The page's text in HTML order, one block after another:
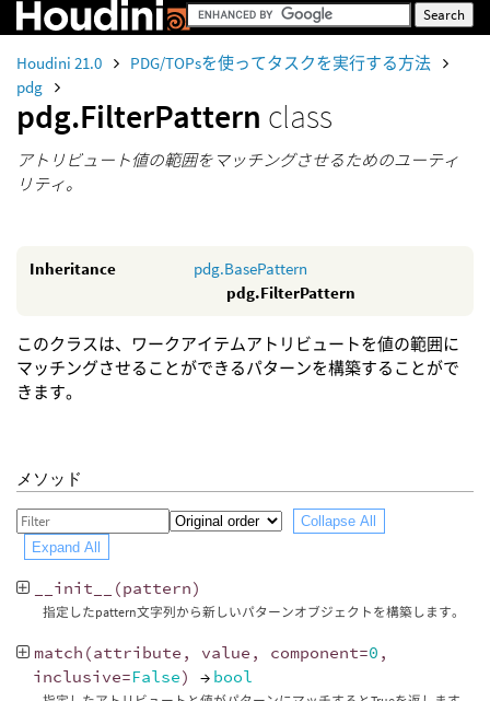
Houdini 21.0
PDG/TOPsを使ってタスクを実行する方法
pdg
pdg.FilterPattern class
アトリビュート値の範囲をマッチングさせるためのユーティ
リティ。
Inheritance
pdg.BasePattern
pdg.FilterPattern
このクラスは、ワークアイテムアトリビュートを値の範囲に
マッチングさせることができるパターンを構築することがで
きます。
メソッド
Collapse All
Expand All
__init__ (pattern)
指定したpattern文字列から新しいパターンオブジェクトを構築します。
match (attribute , value , component=0 ,
inclusive=False) → bool